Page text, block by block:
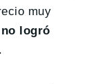
muy
no logró